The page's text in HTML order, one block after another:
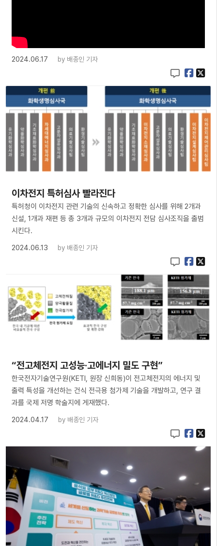
2024.06.17 by 배종인 기자
이차전지 특허심사 빨라진다
특허청이 이차전지 관련 기술의 신속하고 정확한 심사를 위해 2개과
신설, 1개과 재편 등 총 3개과 규모의 이차전지 전담 심사조직을 출범
시킨다.
2024.06.13
by 배종인 기자
“전고체전지 고성능·고에너지 밀도 구현”
한국전자기술연구원(KETI, 원장 신희동)이 전고체전지의 에너지 및
출력 특성을 개선하는 건식 전극용 첨가제 기술을 개발하고, 연구 결
과를 국제 저명 학술지에 게재했다.
2024.04.17
by 배종인 기자